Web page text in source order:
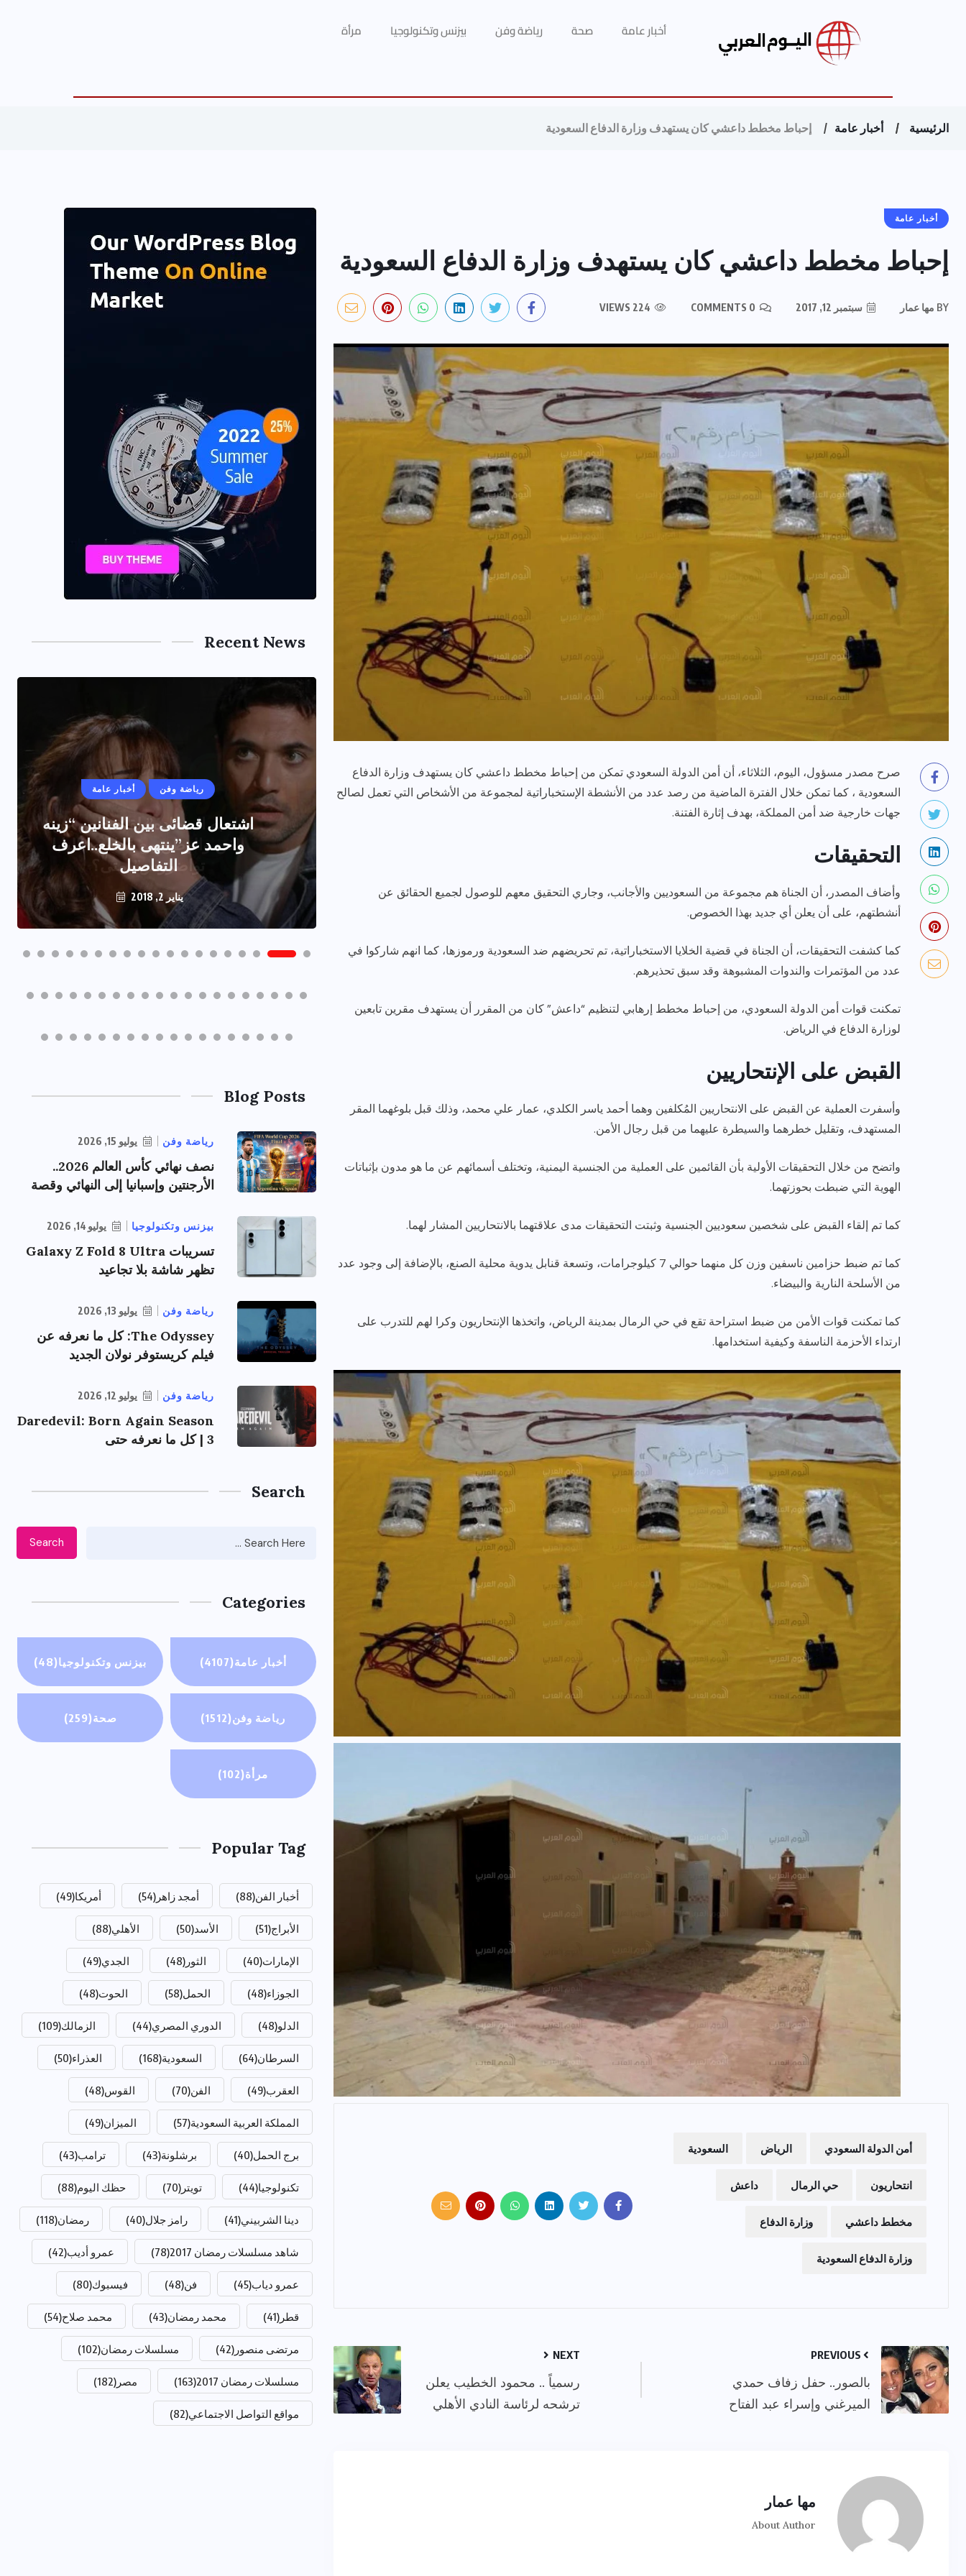
أخبار عامة صحة رياضة وفن بيزنس وتكنولوجيا مرأة
الرئيسية أخبار عامة إحباط مخطط داعشي كان يستهدف وزارة الدفاع السعودية
أخبار عامة
إحباط مخطط داعشي كان يستهدف وزارة الدفاع السعودية
BY مها عمار سبتمبر 12, 2017
صرح مصدر مسؤول، اليوم، الثلاثاء، أن أمن الدولة السعودي تمكن من إحباط مخطط داعشي كان يستهدف وزارة الدفاع
السعودية ، كما تمكن خلال الفترة الماضية من رصد عدد من الأنشطة الإستخباراتية لمجموعة من الأشخاص التي تعمل لصالح
جهات خارجية ضد أمن المملكة، بهدف إثارة الفتنة.
التحقيقات
وأضاف المصدر، أن الجناة هم مجموعة من السعوديين والأجانب، وجاري التحقيق معهم للوصول لجميع الحقائق عن
أنشطتهم، على أن يعلن أي جديد بهذا الخصوص.
كما كشفت التحقيقات، أن الجناة في قضية الخلايا الاستخباراتية، تم تحريضهم ضد السعودية ورموزها، كما انهم شاركوا في
عدد من المؤتمرات والندوات المشبوهة وقد سبق تحذيرهم.
تمكنت قوات أمن الدولة السعودي، من إحباط مخطط إرهابي لتنظيم “داعش” كان من المقرر أن يستهدف مقرين تابعين
لوزارة الدفاع في الرياض.
القبض على الإنتحاريين
وأسفرت العملية عن القبض على الانتحاريين المُكلفين وهما أحمد ياسر الكلدي، عمار علي محمد، وذلك قبل بلوغهما المقر
المستهدف، وتقليل خطرهما والسيطرة عليهما من قبل رجال الأمن.
واتضح من خلال التحقيقات الأولية بأن القائمين على العملية من الجنسية اليمنية، وتختلف أسمائهم عن ما هو مدون بإثباتات
الهوية التي ضبطت بحوزتهما.
كما تم إلقاء القبض على شخصين سعوديين الجنسية وثبتت التحقيقات مدى علاقتهما بالانتحاريين المشار لهما.
كما تم ضبط حزامين ناسفين وزن كل منهما حوالي 7 كيلوجرامات، وتسعة قنابل يدوية محلية الصنع، بالإضافة إلى وجود عدد
من الأسلحة النارية والبيضاء.
كما تمكنت قوات الأمن من ضبط استراحة تقع في حي الرمال بمدينة الرياض، واتخذها الإنتحاريون وكرا لهم للتدرب على
ارتداء الأحزمة الناسفة وكيفية استخدامها.
أمن الدولة السعودي الرياض السعودية
انتحاريون حي الرمال داعش
مخطط داعشي وزارة الدفاع
وزارة الدفاع السعودية
بالصور.. حفل زفاف حمدي
الميرغني وإسراء عبد الفتاح
NEXT
رسمياً .. محمود الخطيب يعلن
ترشحه لرئاسة النادي الأهلي
مها عمار
About Author
Recent News
أخبار عامة رياضة وفن
اشتعال قضائى بين الفنانين “زينه
واحمد عز”ينتهى بالخلع..اعرف
التفاصيل
يناير 2, 2018
أخبار عامة رياضة وفن
ديسمبر 26, 2017
أخبار عامة رياضة وفن
رصد اهم تصاريحات
الفنانه”شيرين رضا” مع سمر
ديسمبر 23, 2017
نجوم
Blog Posts
رياضة وفن يوليو 15, 2026
نصف نهائي كأس العالم 2026..
الأرجنتين وإسبانيا إلى النهائي وقصة
بيزنس وتكنولوجيا يوليو 14, 2026
تسريبات Galaxy Z Fold 8 Ultra
تظهر شاشة بلا تجاعيد
رياضة وفن يوليو 13, 2026
The Odyssey: كل ما نعرفه عن
فيلم كريستوفر نولان الجديد
رياضة وفن يوليو 12, 2026
Daredevil: Born Again Season
3 | كل ما نعرفه حتى
Search
Search
Categories
أخبار عامة(4107) بيزنس وتكنولوجيا(48)
رياضة وفن(1512) صحة(259)
مرأة(102)
Popular Tag
أخبار الفن(88) أمجد زاهر (54) أمريكا(49)
الأبراج(51) الأسد(50) الأهلي(88)
الإمارات(40) الثور (48) الجدي(49)
الجوزاء(48) الحمل(58) الحوت(48)
الدلو(48) الدوري المصري(44) الزمالك(109)
السرطان(64) السعودية(168) العذراء(50)
العقرب(49) الفن(70) القوس(48)
المملكة العربية السعودية(57) الميزان(49)
برج الحمل(40) برشلونة(43) ترامب(43)
تكنولوجيا(44) تويتر (70) حظك اليوم(88)
دينا الشربيني(41) رامز جلال(40) رمضان(118)
شاهد مسلسلات رمضان 2017 (78) عمرو أديب(42)
عمرو دياب(45) فن(48) فيسبوك(80)
قطر (41) محمد رمضان(43) محمد صلاح(54)
مرتضى منصور (42) مسلسلات رمضان(102)
مسلسلات رمضان 2017 (163) مصر (182)
مواقع التواصل الاجتماعي(82)